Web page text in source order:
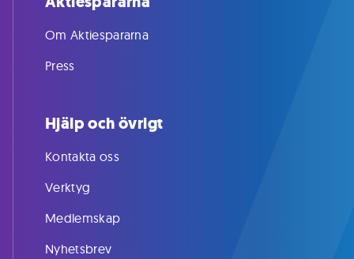
Om Aktiespararna
Press
Hjälp och övrigt
Kontakta oss
Verktyg
Medlemskap
Nyhetsbrev